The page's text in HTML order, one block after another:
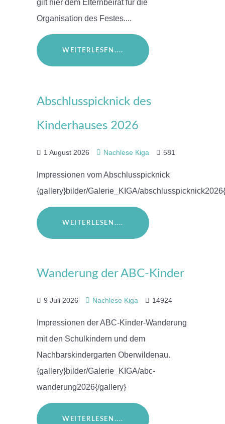
gilt hier dem Elternbeirat für die
Organisation des Festes....
WEITERLESEN....
Abschlusspicknick des
Kinderhauses 2026
1 August 2026 Nachlese Kiga 581
Impressionen vom Abschlusspicknick
{gallery}bilder/Galerie_KIGA/
WEITERLESEN....
Wanderung der ABC-Kinder
9 Juli 2026 Nachlese Kiga 14924
Impressionen der ABC-Kinder-Wanderung
mit den Schulkindern und dem
Nachbarskindergarten Oberwildenau.
{gallery}bilder/Galerie_KIGA/abc-
wanderung2026{/gallery}
WEITERLESEN....